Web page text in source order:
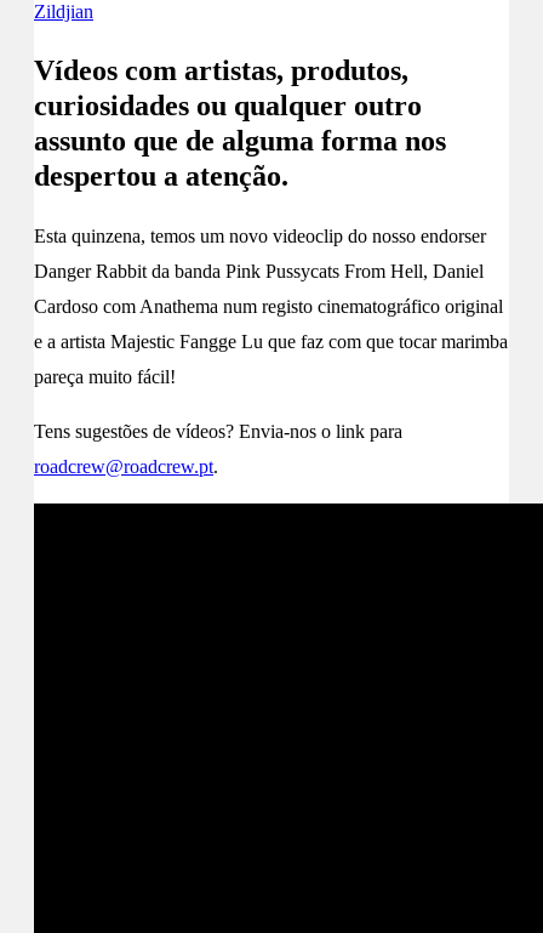
Zildjian
Vídeos com artistas, produtos,
curiosidades ou qualquer outro
assunto que de alguma forma nos
despertou a atenção.
Esta quinzena, temos um novo videoclip do nosso endorser
Danger Rabbit da banda Pink Pussycats From Hell, Daniel
Cardoso com Anathema num registo cinematográfico original
e a artista Majestic Fangge Lu que faz com que tocar marimba
pareça muito fácil!
Tens sugestões de vídeos? Envia-nos o link para
roadcrew@roadcrew.pt.